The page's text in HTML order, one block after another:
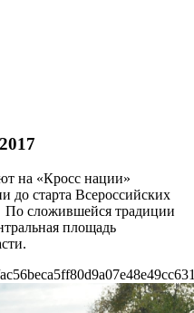
на «Кросс нации»
до старта Всероссийских
По сложившейся традиции
площадь